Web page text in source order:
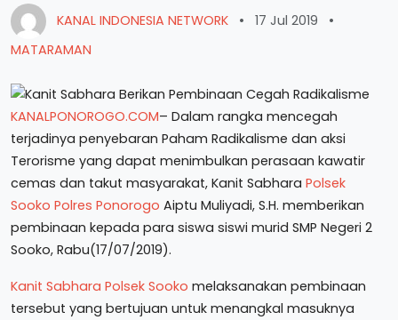
KANAL INDONESIA NETWORK • 17 Jul 2019
•
MATARAMAN
KANALPONOROGO.COM– Dalam rangka mencegah
terjadinya penyebaran Paham Radikalisme dan aksi
Terorisme yang dapat menimbulkan perasaan kawatir
cemas dan takut masyarakat, Kanit Sabhara Polsek
Sooko Polres Ponorogo Aiptu Muliyadi, S.H. memberikan
pembinaan kepada para siswa siswi murid SMP Negeri 2
Sooko, Rabu(17/07/2019).
Kanit Sabhara Polsek Sooko melaksanakan pembinaan
tersebut yang bertujuan untuk menangkal masuknya